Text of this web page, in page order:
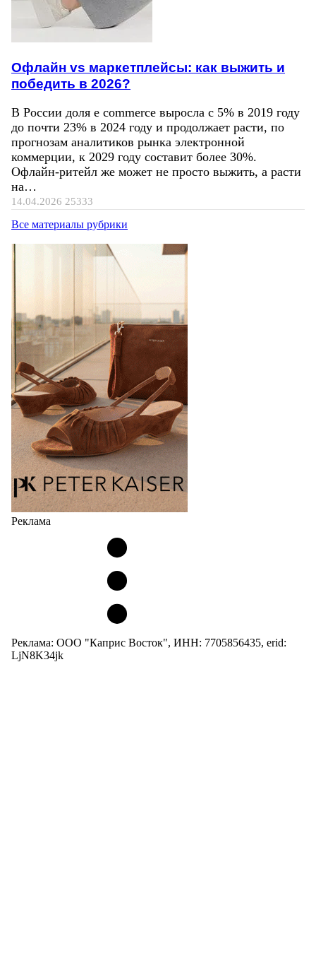
Офлайн vs маркетплейсы: как выжить и
победить в 2026?
В России доля e commerce выросла с 5% в 2019 году
до почти 23% в 2024 году и продолжает расти, по
прогнозам аналитиков рынка электронной
коммерции, к 2029 году составит более 30%.
Офлайн-ритейл же может не просто выжить, а расти
на…
14.04.2026 25333
Все материалы рубрики
Реклама
Реклама: ООО "Каприс Восток", ИНН: 7705856435, erid:
LjN8K34jk